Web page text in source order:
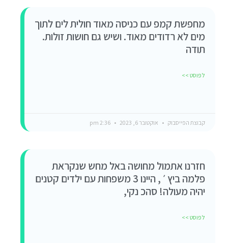
מחפשת קמפ עם כניסה מאוד חולית לים לתוך
מים לא רדודים מאוד. ושיש גם חושות זולות.
תודה
לפוסט >>
קבוצת הפייסבוק אוקטובר 6, 2023
חזרנו אתמול מחושה באל מחש שנקראת
פלמה ביץ ׳ , היינו 3 משפחות עם ילדים קטנים
יהיה מעולה! סהכ נקי,
לפוסט >>